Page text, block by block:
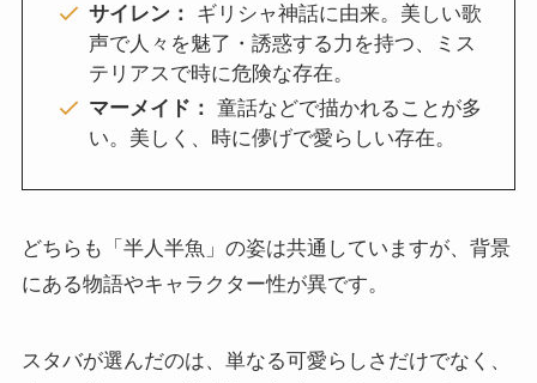
サイレン：
ギリシャ神話に由来。美しい歌
声で人々を魅了・誘惑する力を持つ、ミス
テリアスで時に危険な存在。
マーメイド： 童話などで描かれることが多
い。美しく、時に儚げで愛らしい存在。
どちらも「半人半魚」の姿は共通していますが、背景
にある物語やキャラクター性が異です。
スタバが選んだのは、単なる可愛らしさだけでなく、